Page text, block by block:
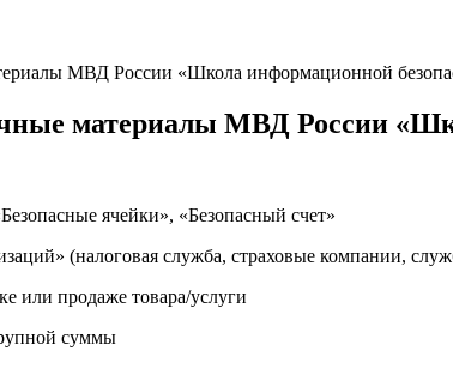
МВД России «Школа информационной
материалы МВД России
ячейки», «Безопасный счет»
(налоговая служба, страховые компании,
или продаже товара/услуги
суммы